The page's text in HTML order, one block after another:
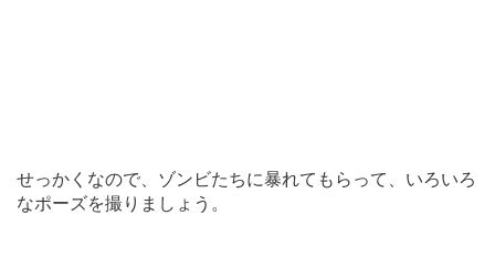
せっかくなので、ゾンビたちに暴れてもらって、いろいろ
なポーズを撮りましょう。